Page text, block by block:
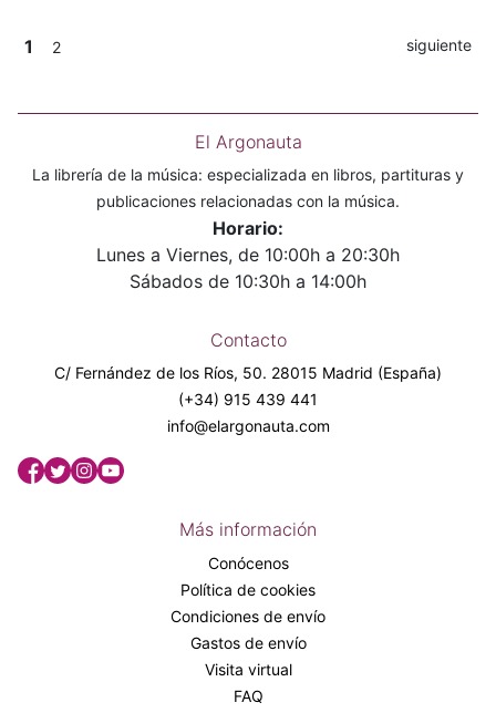
1 2 siguiente
El Argonauta
La librería de la música: especializada en libros, partituras y
publicaciones relacionadas con la música.
Horario:
Lunes a Viernes, de 10:00h a 20:30h
Sábados de 10:30h a 14:00h
Contacto
C/ Fernández de los Ríos, 50. 28015 Madrid (España)
(+34) 915 439 441
info@elargonauta.com
Más información
Conócenos
Política de cookies
Condiciones de envío
Gastos de envío
Visita virtual
FAQ